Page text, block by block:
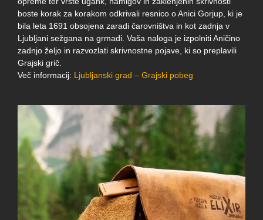
boste korak za korakom odkrivali resnico o Anici Gorjup, ki je
bila leta 1691 obsojena zaradi čarovništva in kot zadnja v
Ljubljani sežgana na grmadi. Vaša naloga je izpolniti Aničino
zadnjo željo in razvozlati skrivnostne pojave, ki so preplavili
Grajski grič.
Več informacij: Ljubljanski grad – Grajski pobeg